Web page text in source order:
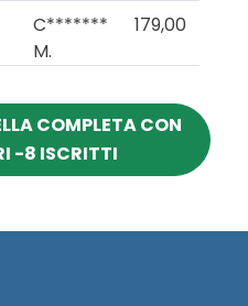
C*******
M.
179,00
COMPLETA CON
-8 ISCRITTI